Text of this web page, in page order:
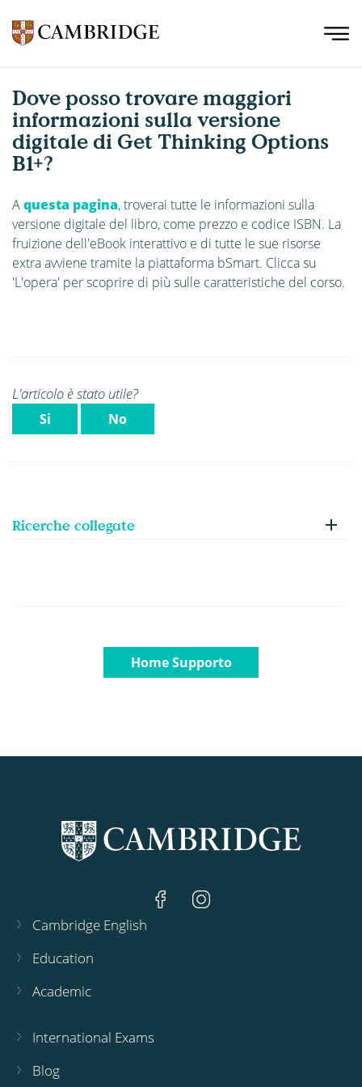
Dove posso trovare maggiori
informazioni sulla versione
digitale di Get Thinking Options
B1+?
Aquesta pagina, troverai tutte le informazioni sulla
versione digitale del libro, come prezzo e codice ISBN. La
fruizione dell'eBook interattivo e di tutte le sue risorse
extra avviene tramite la piattaforma bSmart. Clicca su
'L'opera' per scoprire di più sulle caratteristiche del corso.
L'articolo è stato utile?
Si No
Ricerche collegate
Home Supporto
Cambridge English
Education
Academic
International Exams
Blog